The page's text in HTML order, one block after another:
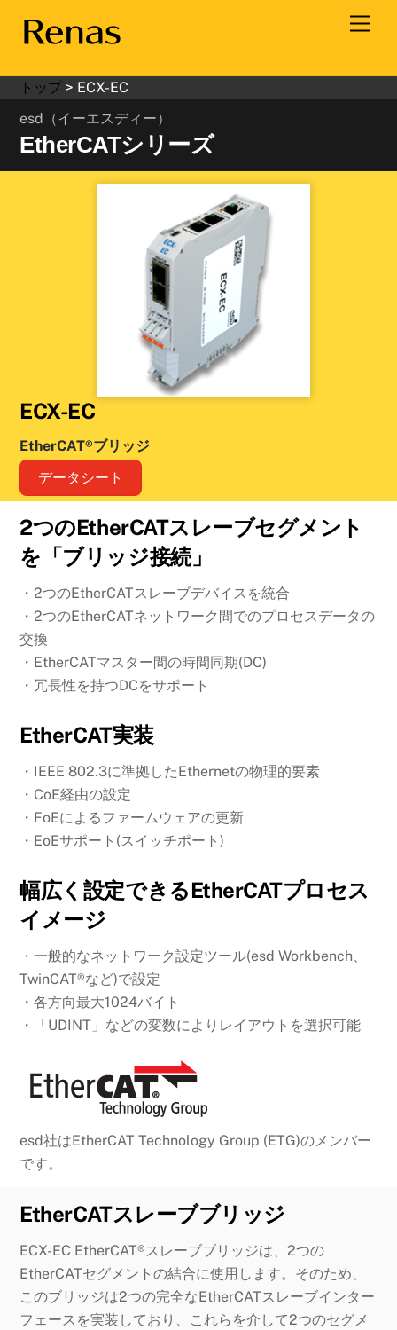
トップ > ECX-EC
esd（イーエスディー）
EtherCATシリーズ
ECX-EC
EtherCAT®ブリッジ
データシート
2つのEtherCATスレーブセグメント
を「ブリッジ接続」
・2つのEtherCATスレーブデバイスを統合
・2つのEtherCATネットワーク間でのプロセスデータの
交換
・EtherCATマスター間の時間同期(DC)
・冗長性を持つDCをサポート
EtherCAT実装
・IEEE 802.3に準拠したEthernetの物理的要素
・CoE経由の設定
・FoEによるファームウェアの更新
・EoEサポート(スイッチポート)
幅広く設定できるEtherCATプロセス
イメージ
・一般的なネットワーク設定ツール(esd Workbench、
TwinCAT®など)で設定
・各方向最大1024バイト
・「UDINT」などの変数によりレイアウトを選択可能
esd社はEtherCAT Technology Group (ETG)のメンバー
です。
EtherCATスレーブブリッジ
ECX-EC EtherCAT®スレーブブリッジは、2つの
EtherCATセグメントの結合に使用します。そのため、
このブリッジは2つの完全なEtherCATスレーブインター
フェースを実装しており、これらを介して2つのセグメ